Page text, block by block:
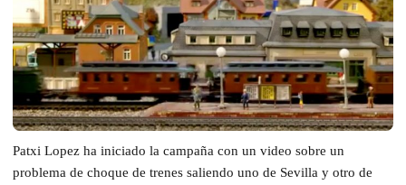
Patxi Lopez ha iniciado la campaña con un video sobre un
problema de choque de trenes saliendo uno de Sevilla y otro de